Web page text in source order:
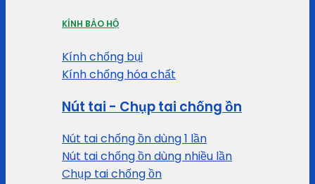
KÍNH BẢO HỘ
Kính chống bụi
Kính chống hóa chất
Nút tai - Chụp tai chống ồn
Nút tai chống ồn dùng 1 lần
Nút tai chống ồn dùng nhiều lần
Chụp tai chống ồn